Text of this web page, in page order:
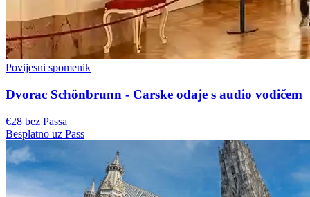
Povijesni spomenik
Dvorac Schönbrunn - Carske odaje s audio vodičem
€28 bez Passa
Besplatno uz Pass